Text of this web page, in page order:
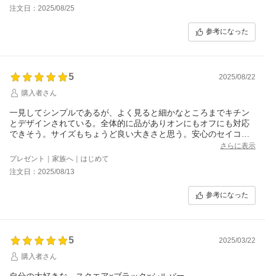
注文日：2025/08/25
参考になった
5
2025/08/22
購入者さん
一見してシンプルであるが、よく見ると細かなところまでキチン
とデザインされている。全体的に品がありオンにもオフにも対応
できそう。サイズもちょうど良い大きさと思う。安心のセイコー
ブランド、さり気ないお洒落感で大人の演出ができそう。さらに表示
プレゼント｜家族へ｜はじめて
注文日：2025/08/13
参考になった
5
2025/03/22
購入者さん